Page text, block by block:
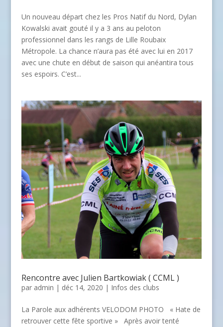
Un nouveau départ chez les Pros Natif du Nord, Dylan
Kowalski avait gouté il y a 3 ans au peloton
professionnel dans les rangs de Lille Roubaix
Métropole. La chance n’aura pas été avec lui en 2017
avec une chute en début de saison qui anéantira tous
ses espoirs. C’est...
Rencontre avec Julien Bartkowiak ( CCML )
par admin | déc 14, 2020 | Infos des clubs
La Parole aux adhérents VELODOM PHOTO « Hate de
retrouver cette fête sportive » Après avoir tenté